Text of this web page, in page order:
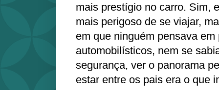
mais prestígio no carro. Sim,
mais perigoso de se viajar,
em que ninguém pensava em
automobilísticos, nem se
segurança, ver o panorama
estar entre os pais era o que